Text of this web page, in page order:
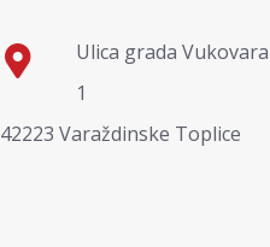
Ulica grada Vukovara
1
42223 Varaždinske Toplice